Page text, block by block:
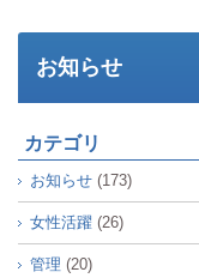
お知らせ
カテゴリ
お知らせ (173)
女性活躍 (26)
管理 (20)